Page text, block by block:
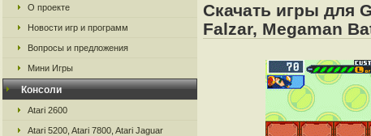
О проекте
Новости игр и программ
Вопросы и предложения
Мини Игры
Консоли
Atari 2600
Atari 5200, Atari 7800, Atari Jaguar
Скачать игры для
Falzar, Megaman